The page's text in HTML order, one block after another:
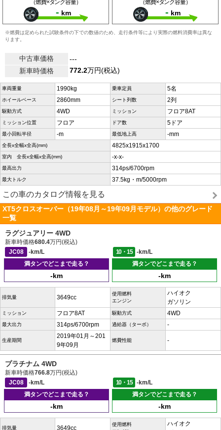
（燃費×タンク容量）
- km
（燃費×タンク容量）
- km
※燃費は定められた試験条件の下での数値のため、走行条件等により実際の燃料消費率は異な
ります。
中古車価格
---
新車時価格
772.2万円(税込)
車両重量 1990kg 乗車定員 5名
ホイールベース 2860mm シート列数 2列
駆動方式 4WD ミッション フロア8AT
ミッション位置 フロア ドア数 5ドア
最小回転半径 -m 最低地上高 -mm
全長x全幅x全高(mm) 4825x1915x1700
室内 全長x全幅x全高(mm) -x-x-
最高出力 314ps/6700rpm
最大トルク 37.5kg・m/5000rpm
この車のカタログ情報を見る
XT5クロスオーバー（19年08月～19年09月モデル）の他のグレード
一覧
ラグジュアリー 4WD
新車時価格680.4万円(税込)
JC08
-km/L 10・15
-km/L
満タンでどこまで走る？
-km
満タンでどこまで走る？
-km
排気量 3649cc
使用燃料
エンジン
ハイオク
ガソリン
ミッション フロア8AT 駆動方式 4WD
最大出力 314ps/6700rpm 過給器（ターボ） -
生産期間
2019年01月～201
9年09月
燃費性能 -
プラチナム 4WD
新車時価格766.8万円(税込)
JC08
-km/L 10・15
-km/L
満タンでどこまで走る？
-km
満タンでどこまで走る？
-km
排気量 3649cc
使用燃料
ハイオク